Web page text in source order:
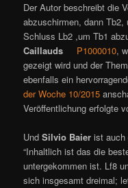
Der Autor beschreibt die
abzuschirmen, dann
Schluss Lb2 ,um Tb1
Caillauds
P1000010,
gezeigt wird und der
ebenfalls ein
der Woche 10/2015
Veröffentlichung erfolgte
UndSilvio Baier ist auch
“Inhaltlich ist das die
untergekommen ist. Lf8
sich insgesamt dreimal;